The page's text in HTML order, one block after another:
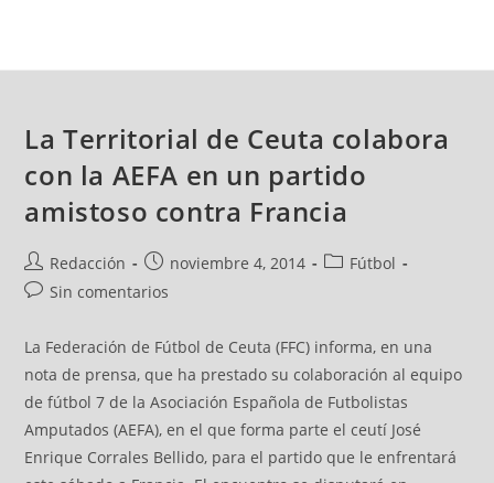
La Territorial de Ceuta colabora
con la AEFA en un partido
amistoso contra Francia
Redacción noviembre 4, 2014
Fútbol
Sin comentarios
La Federación de Fútbol de Ceuta (FFC) informa, en una
nota de prensa, que ha prestado su colaboración al equipo
de fútbol 7 de la Asociación Española de Futbolistas
Amputados (AEFA), en el que forma parte el ceutí José
Enrique Corrales Bellido, para el partido que le enfrentará